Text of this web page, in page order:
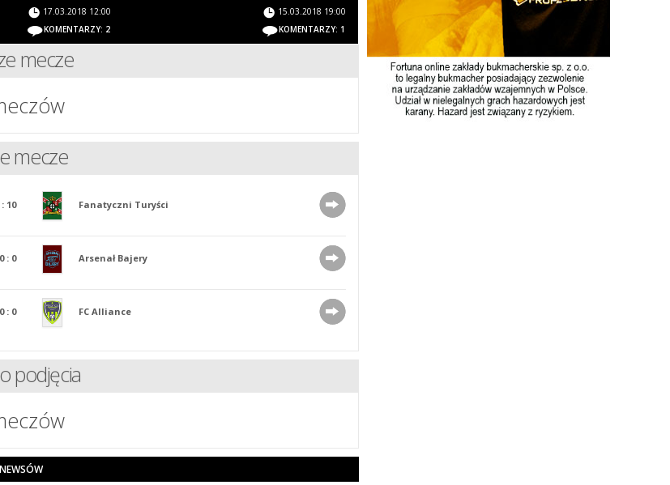
17.03.2018 12:00
KOMENTARZY: 2
15.03.2018 19:00
KOMENTARZY: 1
mecze
mecze
: 10 Fanatyczni Turyści
: 0 Arsenał Bajery
: 0 FC Alliance
podjęcia